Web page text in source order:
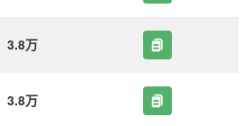
3.8万
3.8万